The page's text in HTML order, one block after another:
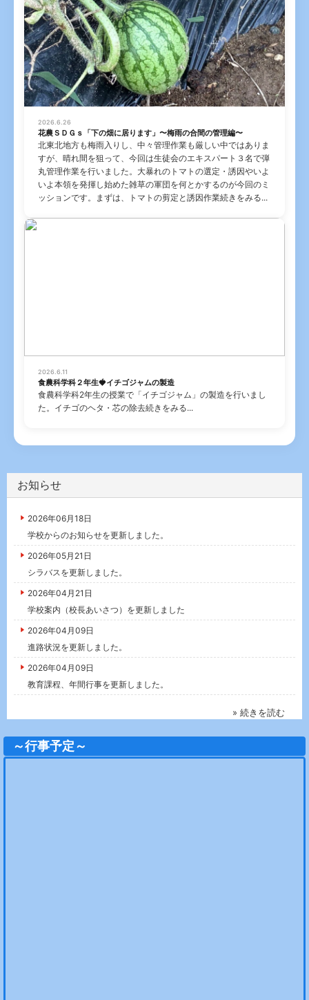
2026.6.26
花農ＳＤＧｓ「下の畑に居ります」〜梅雨の合間の管理編〜
北東北地方も梅雨入りし、中々管理作業も厳しい中ではありま
すが、晴れ間を狙って、今回は生徒会のエキスパート３名で弾
丸管理作業を行いました。大暴れのトマトの選定・誘因やいよ
いよ本領を発揮し始めた雑草の軍団を何とかするのが今回のミ
ッションです。まずは、トマトの剪定と誘因作業続きをみる...
2026.6.11
食農科学科２年生🍓イチゴジャムの製造
食農科学科2年生の授業で「イチゴジャム」の製造を行いまし
た。イチゴのヘタ・芯の除去続きをみる...
お知らせ
2026年06月18日
学校からのお知らせを更新しました。
2026年05月21日
シラバスを更新しました。
2026年04月21日
学校案内（校長あいさつ）を更新しました
2026年04月09日
進路状況を更新しました。
2026年04月09日
教育課程、年間行事を更新しました。
» 続きを読む
～行事予定～